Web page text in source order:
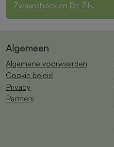
Zwaanshoek en De Zilk.
Algemeen
Algemene voorwaarden
Cookie beleid
Privacy
Partners